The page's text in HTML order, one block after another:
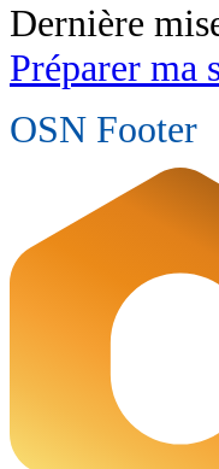
Dernière
Préparer ma
OSN Footer